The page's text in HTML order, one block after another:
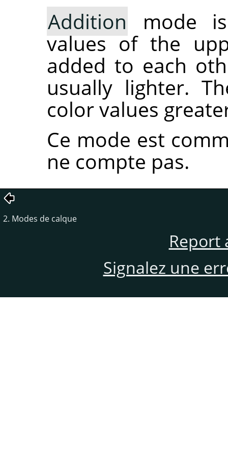
Addition mode
values of the
added to each
usually lighter.
color values
Ce mode est
ne compte pas.
2. Modes de calque
Report
Signalez une